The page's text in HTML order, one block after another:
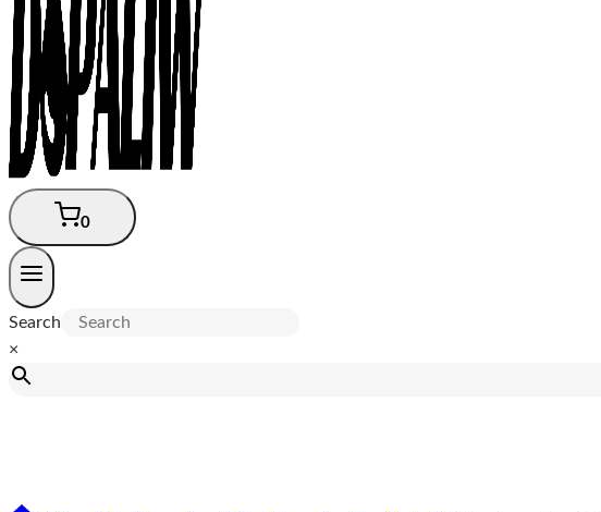
0
Search
×